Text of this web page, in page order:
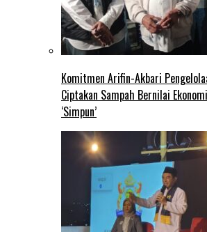
Komitmen Arifin-Akbari
Ciptakan Sampah Bernilai
‘Simpun’